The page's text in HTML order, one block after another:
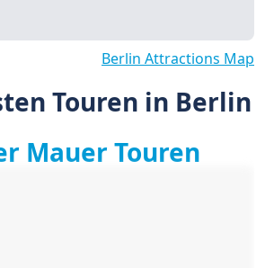
Berlin Attractions Map
Touren in Berlin
Mauer Touren